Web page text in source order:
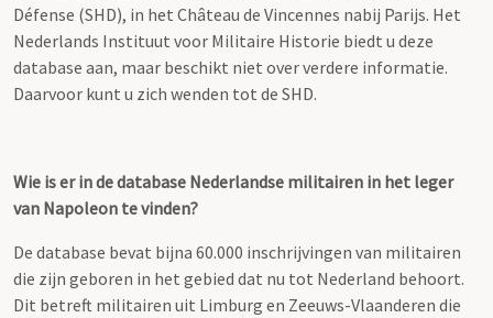
Défense (SHD), in het Château de Vincennes nabij Parijs. Het
Nederlands Instituut voor Militaire Historie biedt u deze
database aan, maar beschikt niet over verdere informatie.
Daarvoor kunt u zich wenden tot de SHD.
Wie is er in de database Nederlandse militairen in het leger
van Napoleon te vinden?
De database bevat bijna 60.000 inschrijvingen van militairen
die zijn geboren in het gebied dat nu tot Nederland behoort.
Dit betreft militairen uit Limburg en Zeeuws-Vlaanderen die